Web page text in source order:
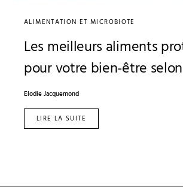
ALIMENTATION ET MICROBIOTE
Les meilleurs aliments
pour votre bien-être
Elodie Jacquemond
LIRE LA SUITE